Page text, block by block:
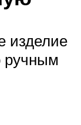
изделие
ручным